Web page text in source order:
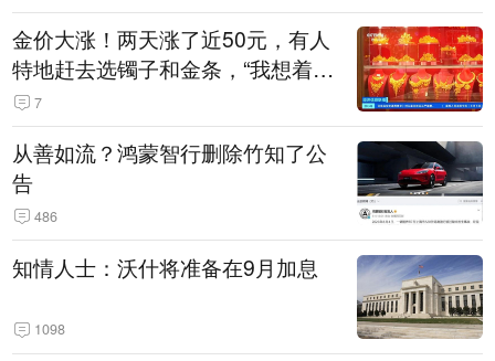
金价大涨！两天涨了近50元，有人
特地赶去选镯子和金条，“我想着买
起来可以保值，小批量进一些货”
7
从善如流？鸿蒙智行删除竹知了公
告
486
知情人士：沃什将准备在9月加息
1098